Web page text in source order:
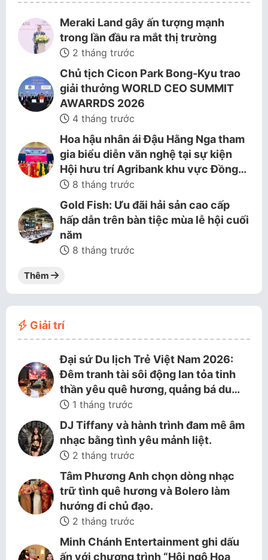
Meraki Land gây ấn tượng mạnh
trong lần đầu ra mắt thị trường
2 tháng trước
Chủ tịch Cicon Park Bong-Kyu trao
giải thưởng WORLD CEO SUMMIT
AWARRDS 2026
4 tháng trước
Hoa hậu nhân ái Đậu Hằng Nga tham
gia biểu diễn văn nghệ tại sự kiện
Hội hưu trí Agribank khu vực Đồng…
8 tháng trước
Gold Fish: Ưu đãi hải sản cao cấp
hấp dẫn trên bàn tiệc mùa lễ hội cuối
năm
8 tháng trước
Thêm
Giải trí
Đại sứ Du lịch Trẻ Việt Nam 2026:
Đêm tranh tài sôi động lan tỏa tinh
thần yêu quê hương, quảng bá du…
1 tháng trước
DJ Tiffany và hành trình đam mê âm
nhạc bằng tình yêu mảnh liệt.
2 tháng trước
Tâm Phương Anh chọn dòng nhạc
trữ tình quê hương và Bolero làm
hướng đi chủ đạo.
2 tháng trước
Minh Chánh Entertainment ghi dấu
ấn với chương trình “Hội ngộ Hoa